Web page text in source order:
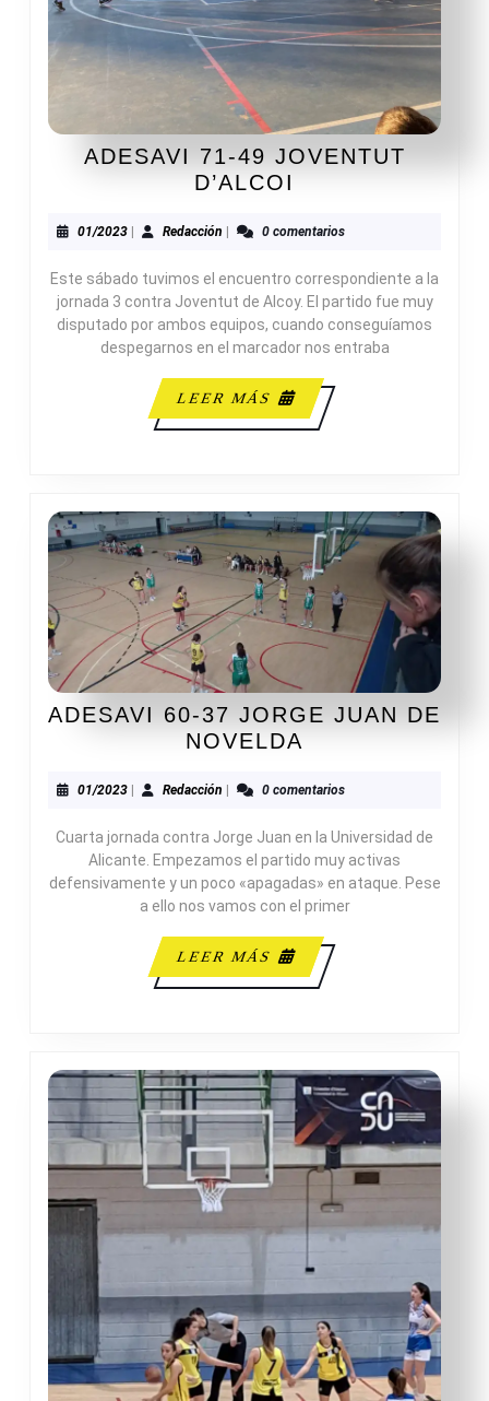
ADESAVI 71-49 JOVENTUT
D’ALCOI
49
D’ALCOI
01/202301/2023RedacciónRedacción0 comentarios
Este sábado tuvimos el encuentro correspondiente a la
jornada 3 contra Joventut de Alcoy. El partido fue muy
disputado por ambos equipos, cuando conseguíamos
despegarnos en el marcador nos entraba
LEER MÁS
LEER
MÁS
ADESAVI 60-37 JORGE JUAN DE
NOVELDA
37
JUAN
DE
NOVELDA
01/202301/2023RedacciónRedacción0 comentarios
Cuarta jornada contra Jorge Juan en la Universidad de
Alicante. Empezamos el partido muy activas
defensivamente y un poco «apagadas» en ataque. Pese
a ello nos vamos con el primer
LEER MÁS
LEER
MÁS